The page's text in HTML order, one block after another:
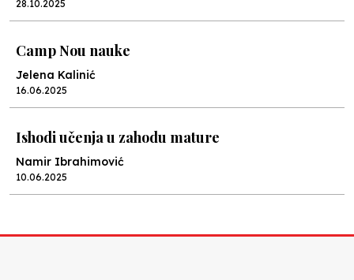
28.10.2025
Camp Nou nauke
Jelena Kalinić
16.06.2025
Ishodi učenja u zahodu mature
Namir Ibrahimović
10.06.2025